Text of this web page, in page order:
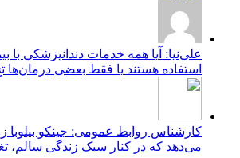
علی‌نیا: آیا همه خدمات دندانپزشکی با
استفاده هستند یا فقط بعضی درمان‌ها
کارشناس روابط عمومی: جینکو بیلوبا
می‌دهد که در کنار سبک زندگی سالم،